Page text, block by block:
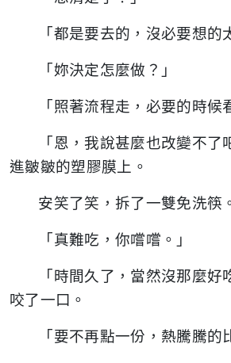
「都是要去的，沒必要想的
「妳決定怎麼做？」
「照著流程走，必要的時候
「恩，我說甚麼也改變不了
進皺皺的塑膠膜上。
安笑了笑，拆了一雙免洗筷
「真難吃，你嚐嚐。」
「時間久了，當然沒那麼好
咬了一口。
「要不再點一份，熱騰騰的